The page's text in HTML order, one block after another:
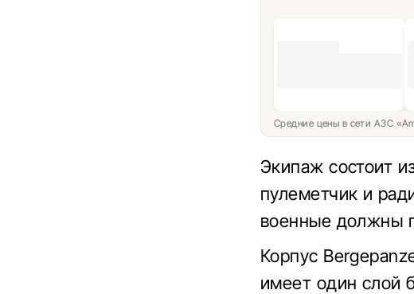
Средние цены в сети АЗС
Экипаж состоит
пулеметчик и
военные должны
Корпус
имеет один слой